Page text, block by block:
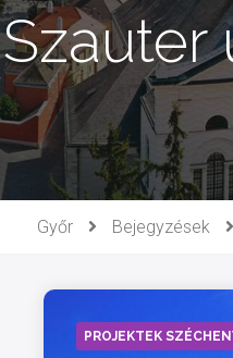
Szauter
Győr Bejegyzések
PROJEKTEK